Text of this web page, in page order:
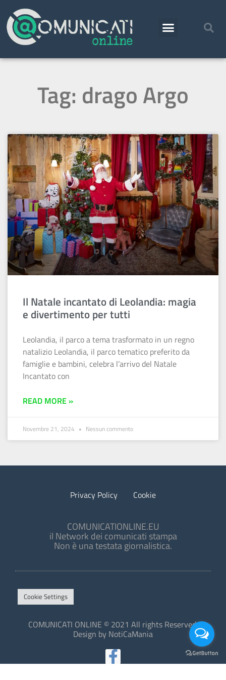
Tag: drago Argo
Il Natale incantato di Leolandia: magia
e divertimento per tutti
Leolandia, il parco a tema trasformato in un regno
natalizio Leolandia, il parco tematico preferito da
famiglie e bambini, celebra l’arrivo del Natale
Incantato con
READ MORE »
Novembre 21, 2024 Nessun commento
Privacy Policy Cookie
COMUNICATIONLINE.EU
il Network dei comunicati stampa
Non è una testata giornalistica.
Cookie Settings
COMUNICATI ONLINE © 2021 All rights Reserved.
Design by NotiCaMania